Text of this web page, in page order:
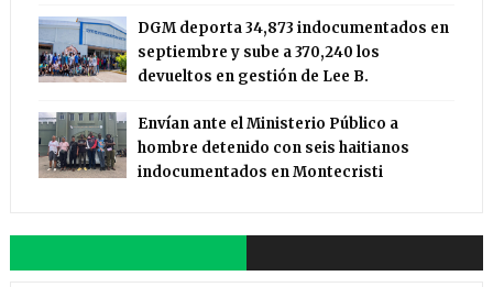
DGM deporta 34,873 indocumentados en
septiembre y sube a 370,240 los
devueltos en gestión de Lee B.
Envían ante el Ministerio Público a
hombre detenido con seis haitianos
indocumentados en Montecristi